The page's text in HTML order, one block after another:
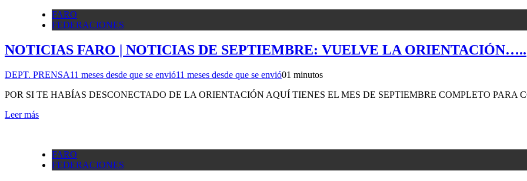
FARO
FEDERACIONES
NOTICIAS FARO | NOTICIAS DE SEPTIEMBRE: VUELVE LA ORIENTACIÓN…..
DEPT. PRENSA11 meses desde que se envió11 meses desde que se envió01 minutos
POR SI TE HABÍAS DESCONECTADO DE LA ORIENTACIÓN AQUÍ TIENES EL MES DE SEPTIEMBRE COMPLETO PARA
Leer más
FARO
FEDERACIONES